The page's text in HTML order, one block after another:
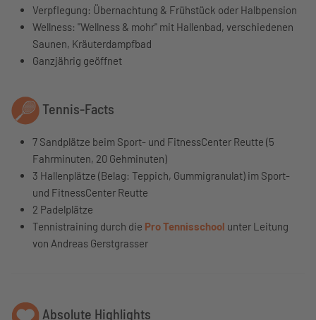
Verpflegung: Übernachtung & Frühstück oder Halbpension
Wellness: "Wellness & mohr" mit Hallenbad, verschiedenen
Saunen, Kräuterdampfbad
Ganzjährig geöffnet
Tennis-Facts
7 Sandplätze beim Sport- und FitnessCenter Reutte (5
Fahrminuten, 20 Gehminuten)
3 Hallenplätze (Belag: Teppich, Gummigranulat) im Sport-
und FitnessCenter Reutte
2 Padelplätze
Tennistraining durch die Pro Tennisschool unter Leitung
von Andreas Gerstgrasser
Absolute Highlights